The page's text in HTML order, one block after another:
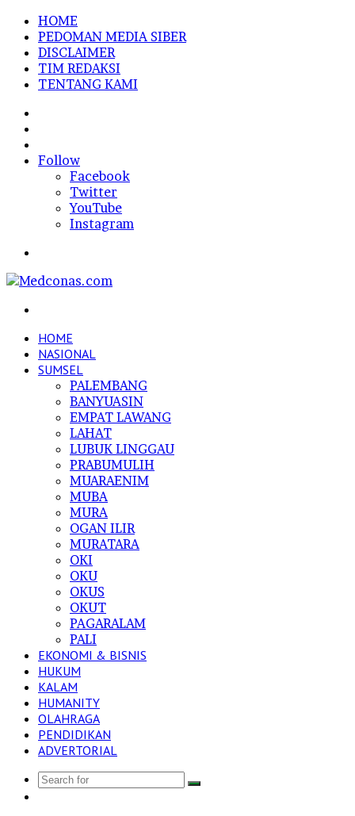
HOME
PEDOMAN MEDIA SIBER
DISCLAIMER
TIM REDAKSI
TENTANG KAMI
In
Follow
Facebook
Twitter
YouTube
Instagram
HOME
NASIONAL
SUMSEL
PALEMBANG
BANYUASIN
EMPAT LAWANG
LAHAT
LUBUK LINGGAU
PRABUMULIH
MUARAENIM
MUBA
MURA
OGAN ILIR
MURATARA
OKI
OKU
OKUS
OKUT
PAGARALAM
PALI
EKONOMI & BISNIS
HUKUM
KALAM
HUMANITY
OLAHRAGA
PENDIDIKAN
ADVERTORIAL
Search